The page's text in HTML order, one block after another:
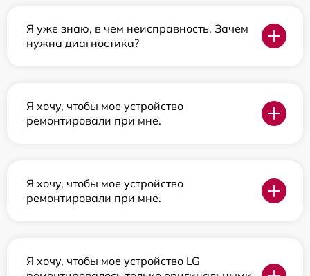
Я уже знаю, в чем неисправность. Зачем
нужна диагностика?
Я хочу, чтобы мое устройство
ремонтировали при мне.
Я хочу, чтобы мое устройство
ремонтировали при мне.
Я хочу, чтобы мое устройство LG